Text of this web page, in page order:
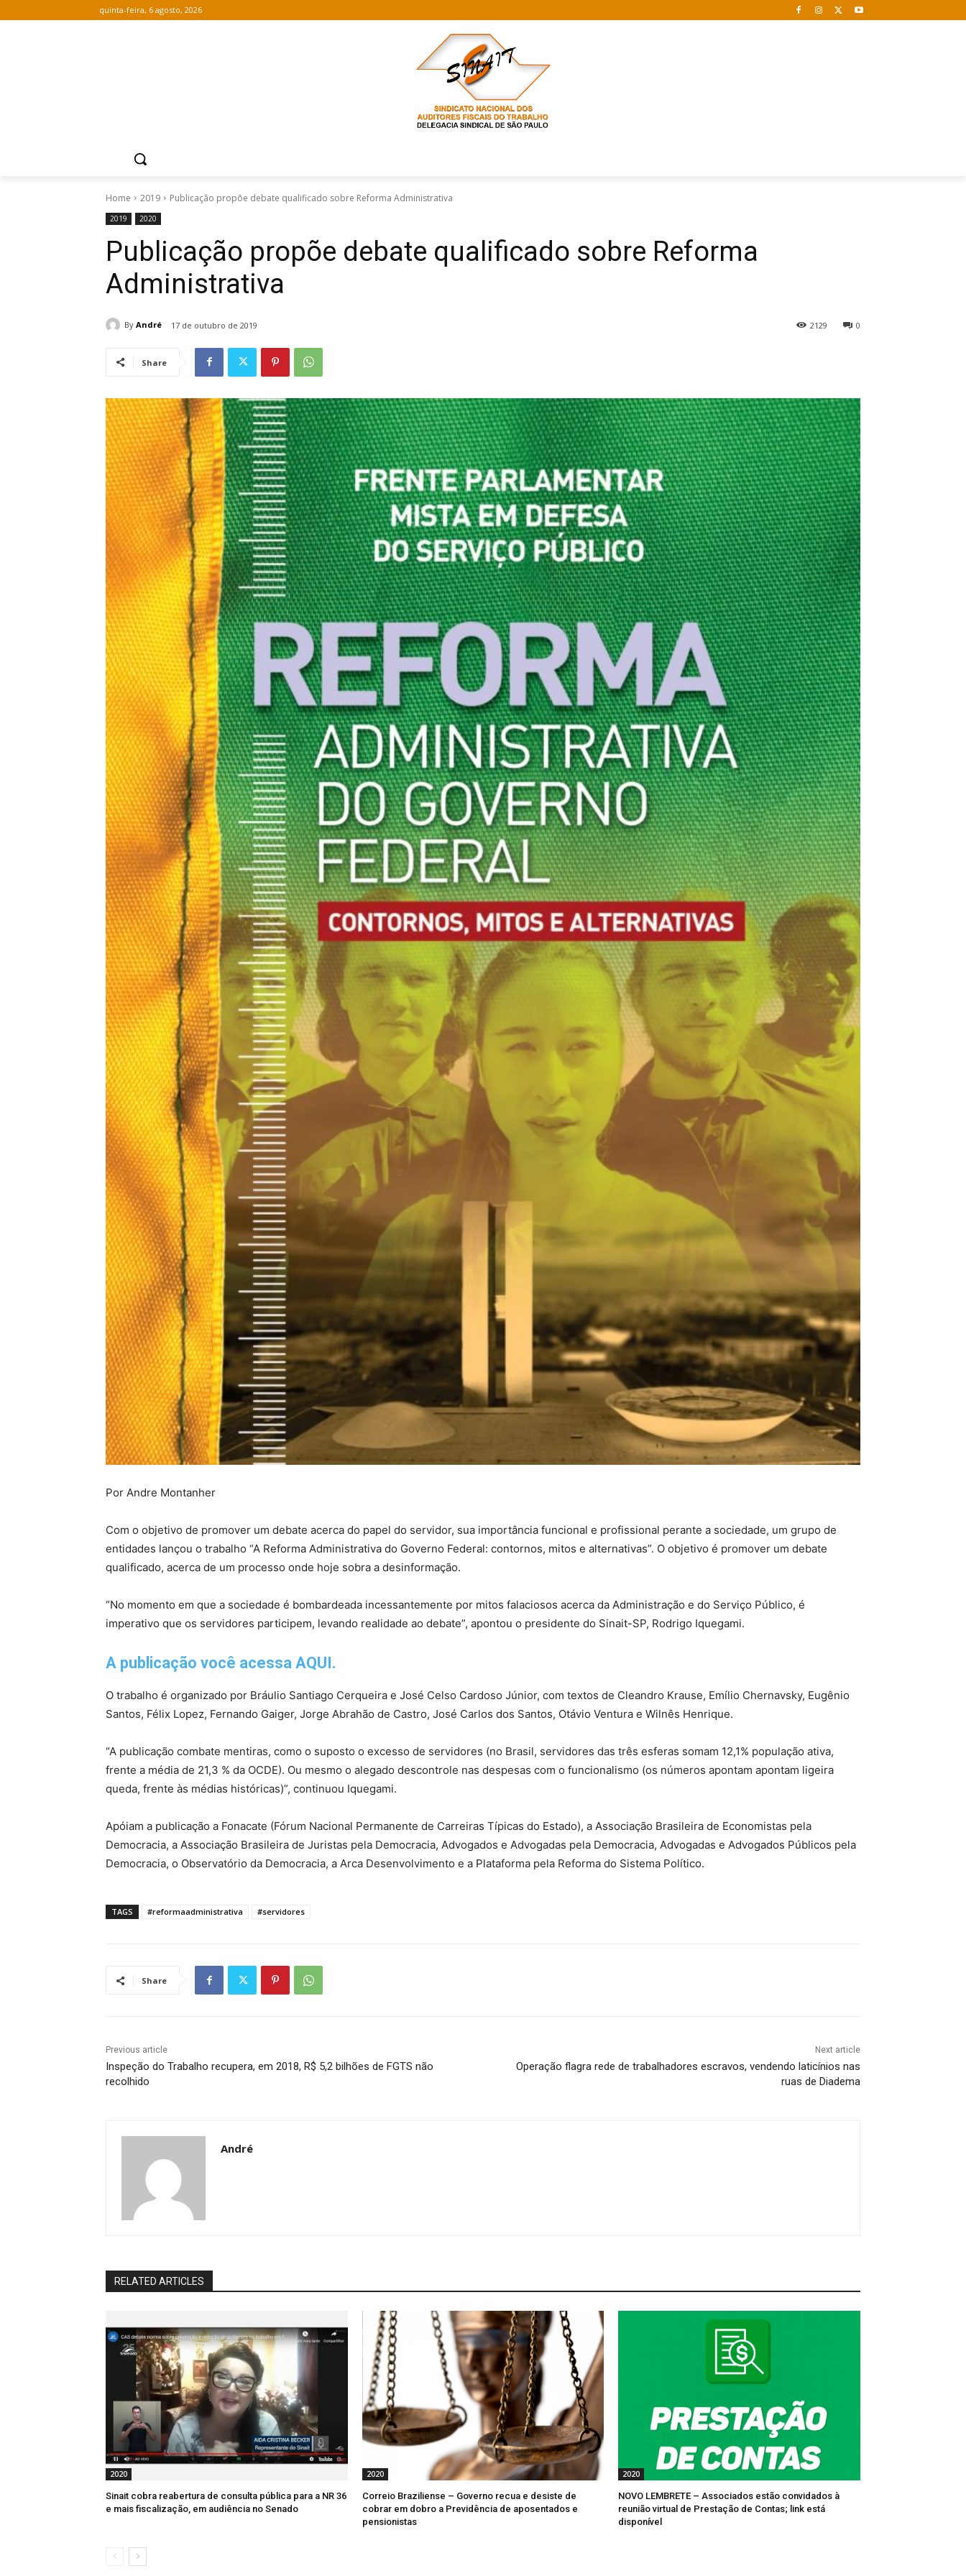
quinta-feira, 6 agosto, 2026
Home 2019 Publicação propõe debate qualificado sobre Reforma Administrativa
2019 2020
Publicação propõe debate qualificado sobre Reforma
Administrativa
By André 17 de outubro de 2019 0
2129
Share
Por Andre Montanher
Com o objetivo de promover um debate acerca do papel do servidor, sua importância funcional e profissional perante a sociedade, um grupo de
entidades lançou o trabalho “A Reforma Administrativa do Governo Federal: contornos, mitos e alternativas”. O objetivo é promover um debate
qualificado, acerca de um processo onde hoje sobra a desinformação.
“No momento em que a sociedade é bombardeada incessantemente por mitos falaciosos acerca da Administração e do Serviço Público, é
imperativo que os servidores participem, levando realidade ao debate”, apontou o presidente do Sinait-SP, Rodrigo Iquegami.
A publicação você acessa AQUI.
O trabalho é organizado por Bráulio Santiago Cerqueira e José Celso Cardoso Júnior, com textos de Cleandro Krause, Emílio Chernavsky, Eugênio
Santos, Félix Lopez, Fernando Gaiger, Jorge Abrahão de Castro, José Carlos dos Santos, Otávio Ventura e Wilnês Henrique.
“A publicação combate mentiras, como o suposto o excesso de servidores (no Brasil, servidores das três esferas somam 12,1% população ativa,
frente a média de 21,3 % da OCDE). Ou mesmo o alegado descontrole nas despesas com o funcionalismo (os números apontam apontam ligeira
queda, frente às médias históricas)”, continuou Iquegami.
Apóiam a publicação a Fonacate (Fórum Nacional Permanente de Carreiras Típicas do Estado), a Associação Brasileira de Economistas pela
Democracia, a Associação Brasileira de Juristas pela Democracia, Advogados e Advogadas pela Democracia, Advogadas e Advogados Públicos pela
Democracia, o Observatório da Democracia, a Arca Desenvolvimento e a Plataforma pela Reforma do Sistema Político.
TAGS #reformaadministrativa #servidores
Share
Previous article
Inspeção do Trabalho recupera, em 2018, R$ 5,2 bilhões de FGTS não
recolhido
Next article
Operação flagra rede de trabalhadores escravos, vendendo laticínios nas
ruas de Diadema
André
RELATED ARTICLES
2020
Sinait cobra reabertura de consulta pública para a NR 36
e mais fiscalização, em audiência no Senado
2020
Correio Braziliense – Governo recua e desiste de
cobrar em dobro a Previdência de aposentados e
pensionistas
2020
NOVO LEMBRETE – Associados estão convidados à
reunião virtual de Prestação de Contas; link está
disponível